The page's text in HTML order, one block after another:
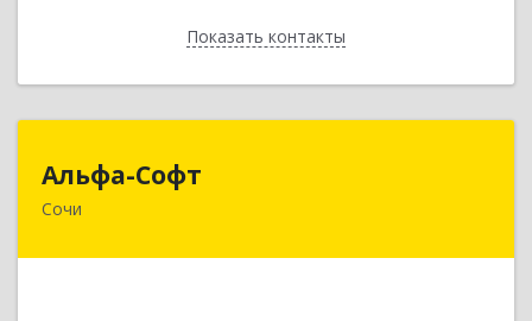
Показать контакты
Назад
Альфа-Софт
Сочи